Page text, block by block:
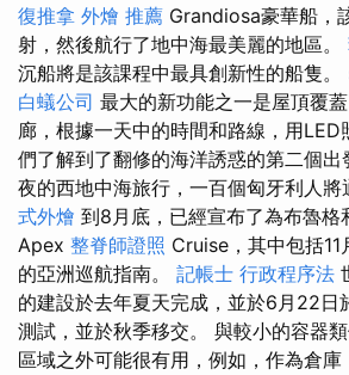
復推拿 外燴 推薦 Grandiosa豪華船，
射，然後航行了地中海最美麗的地區。
沉船將是該課程中最具創新性的船隻。
白蟻公司 最大的新功能之一是屋頂覆
廊，根據一天中的時間和路線，用LED
們了解到了翻修的海洋誘惑的第二個出
夜的西地中海旅行，一百個匈牙利人將
式外燴 到8月底，已經宣布了為布魯格
Apex 整脊師證照 Cruise，其中包括
的亞洲巡航指南。 記帳士 行政程序法
的建設於去年夏天完成，並於6月22日
測試，並於秋季移交。 與較小的容器
區域之外可能很有用，例如，作為倉